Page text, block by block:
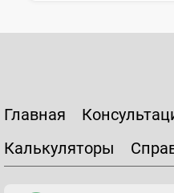
Главная
Калькуляторы